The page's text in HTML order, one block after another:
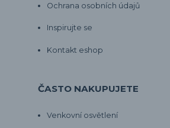
Ochrana osobních údajů
Inspirujte se
Kontakt eshop
ČASTO NAKUPUJETE
Venkovní osvětlení